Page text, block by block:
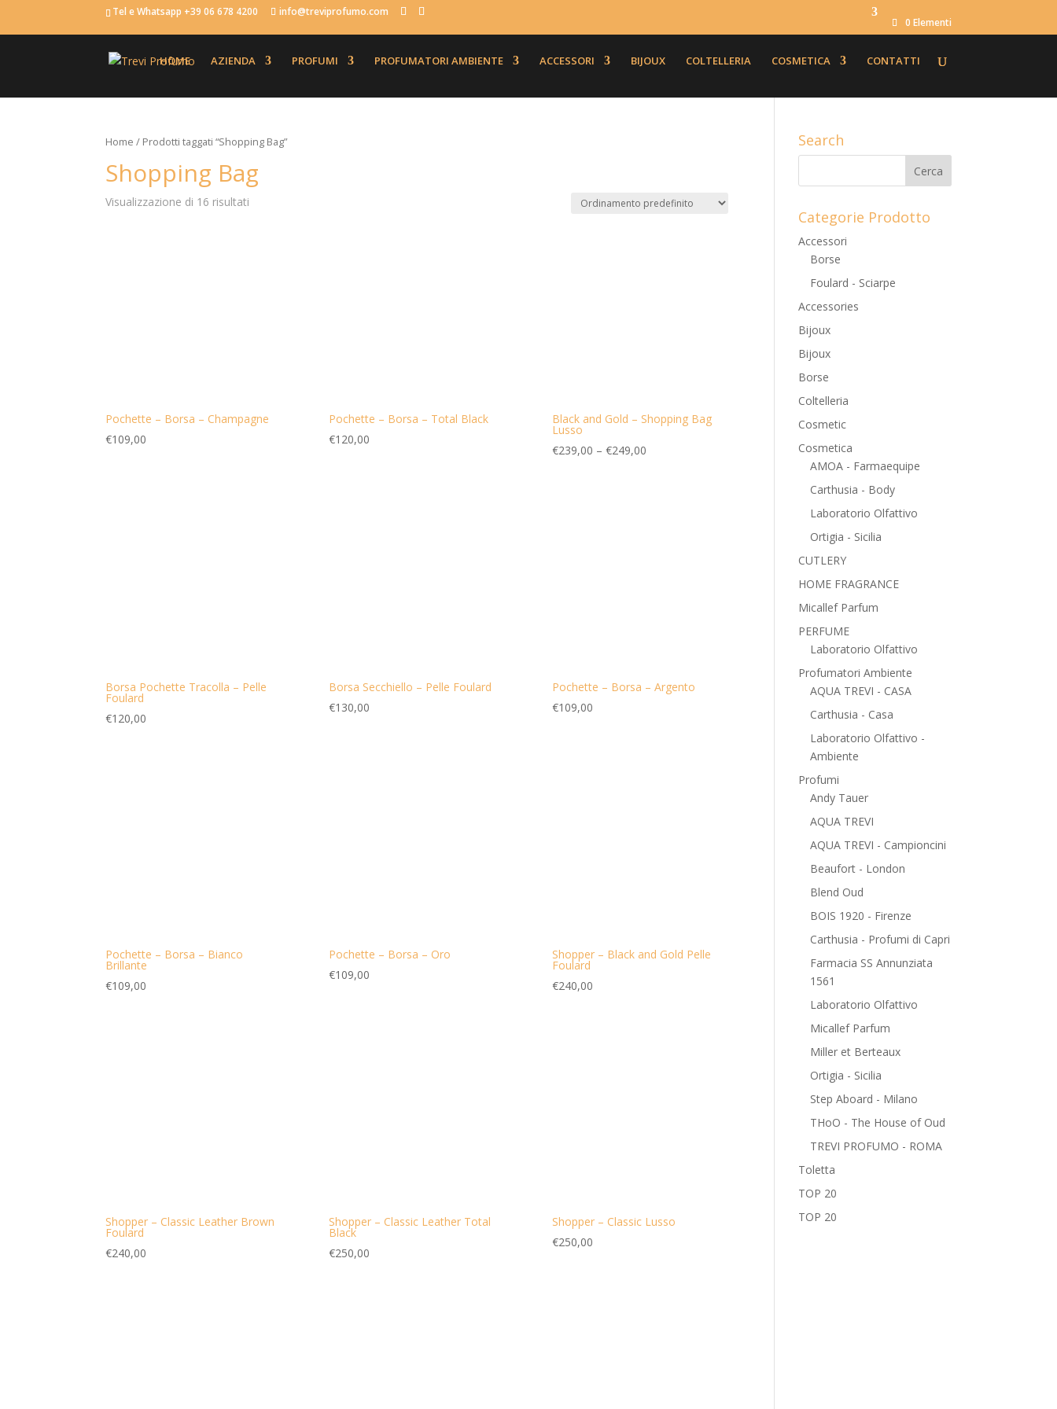
Tel e Whatsapp +39 06 678 4200
info@treviprofumo.com
0 Elementi
HOME AZIENDA PROFUMI PROFUMATORI AMBIENTE ACCESSORI BIJOUX COLTELLERIA COSMETICA CONTATTI
Home / Prodotti taggati “Shopping Bag”
Shopping Bag
Visualizzazione di 16 risultati
Pochette – Borsa – Champagne
€109,00
Pochette – Borsa – Total Black
€120,00
Black and Gold – Shopping Bag
Lusso
€239,00 – €249,00
Borsa Pochette Tracolla – Pelle
Foulard
€120,00
Borsa Secchiello – Pelle Foulard
€130,00
Pochette – Borsa – Argento
€109,00
Pochette – Borsa – Bianco
Brillante
€109,00
Pochette – Borsa – Oro
€109,00
Shopper – Black and Gold Pelle
Foulard
€240,00
Shopper – Classic Leather Brown
Foulard
€240,00
Shopper – Classic Leather Total
Black
€250,00
Shopper – Classic Lusso
€250,00
Search
Categorie Prodotto
Accessori
Borse
Foulard - Sciarpe
Accessories
Bijoux
Bijoux
Borse
Coltelleria
Cosmetic
Cosmetica
AMOA - Farmaequipe
Carthusia - Body
Laboratorio Olfattivo
Ortigia - Sicilia
CUTLERY
HOME FRAGRANCE
Micallef Parfum
PERFUME
Laboratorio Olfattivo
Profumatori Ambiente
AQUA TREVI - CASA
Carthusia - Casa
Laboratorio Olfattivo -
Ambiente
Profumi
Andy Tauer
AQUA TREVI
AQUA TREVI - Campioncini
Beaufort - London
Blend Oud
BOIS 1920 - Firenze
Carthusia - Profumi di Capri
Farmacia SS Annunziata
1561
Laboratorio Olfattivo
Micallef Parfum
Miller et Berteaux
Ortigia - Sicilia
Step Aboard - Milano
THoO - The House of Oud
TREVI PROFUMO - ROMA
Toletta
TOP 20
TOP 20